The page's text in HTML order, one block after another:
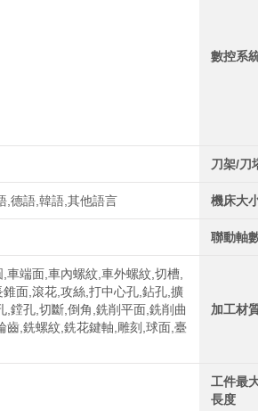
數控系
刀架/刀
,德語,韓語,其他語言 機床大
聯動軸
車端面,車內螺紋,車外螺紋,切槽,
面,滾花,攻絲,打中心孔,鉆孔,擴
,鏜孔,切斷,倒角,銑削平面,銑削曲
齒,銑螺紋,銑花鍵軸,雕刻,球面,臺
加工材
工件最
長度